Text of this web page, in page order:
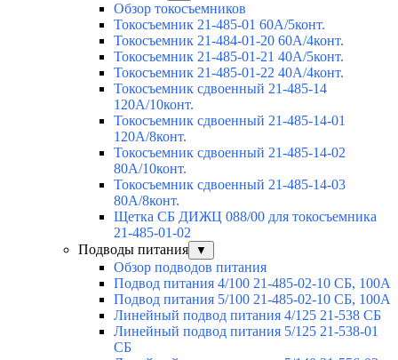
Обзор токосъемников
Токосъемник 21-485-01 60А/5конт.
Токосъемник 21-484-01-20 60А/4конт.
Токосъемник 21-485-01-21 40А/5конт.
Токосъемник 21-485-01-22 40А/4конт.
Токосъемник сдвоенный 21-485-14
120А/10конт.
Токосъемник сдвоенный 21-485-14-01
120А/8конт.
Токосъемник сдвоенный 21-485-14-02
80А/10конт.
Токосъемник сдвоенный 21-485-14-03
80А/8конт.
Щетка СБ ДИЖЦ 088/00 для токосъемника
21-485-01-02
Подводы питания
▼
Обзор подводов питания
Подвод питания 4/100 21-485-02-10 СБ, 100А
Подвод питания 5/100 21-485-02-10 СБ, 100А
Линейный подвод питания 4/125 21-538 СБ
Линейный подвод питания 5/125 21-538-01
СБ